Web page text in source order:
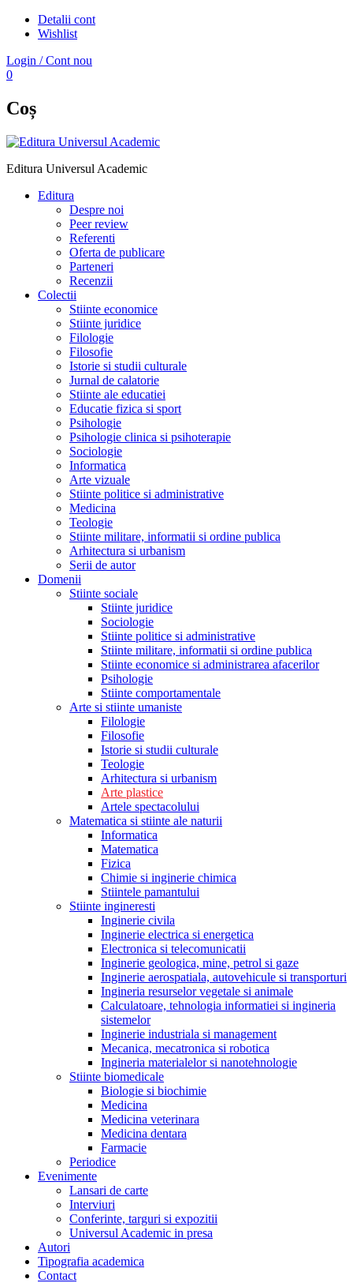
Detalii cont
Wishlist
Login / Cont nou
0
Coș
Editura Universul Academic
Editura
Despre noi
Peer review
Referenti
Oferta de publicare
Parteneri
Recenzii
Colectii
Stiinte economice
Stiinte juridice
Filologie
Filosofie
Istorie si studii culturale
Jurnal de calatorie
Stiinte ale educatiei
Educatie fizica si sport
Psihologie
Psihologie clinica si psihoterapie
Sociologie
Informatica
Arte vizuale
Stiinte politice si administrative
Medicina
Teologie
Stiinte militare, informatii si ordine publica
Arhitectura si urbanism
Serii de autor
Domenii
Stiinte sociale
Stiinte juridice
Sociologie
Stiinte politice si administrative
Stiinte militare, informatii si ordine publica
Stiinte economice si administrarea afacerilor
Psihologie
Stiinte comportamentale
Arte si stiinte umaniste
Filologie
Filosofie
Istorie si studii culturale
Teologie
Arhitectura si urbanism
Arte plastice
Artele spectacolului
Matematica si stiinte ale naturii
Informatica
Matematica
Fizica
Chimie si inginerie chimica
Stiintele pamantului
Stiinte ingineresti
Inginerie civila
Inginerie electrica si energetica
Electronica si telecomunicatii
Inginerie geologica, mine, petrol si gaze
Inginerie aerospatiala, autovehicule si transporturi
Ingineria resurselor vegetale si animale
Calculatoare, tehnologia informatiei si ingineria
sistemelor
Inginerie industriala si management
Mecanica, mecatronica si robotica
Ingineria materialelor si nanotehnologie
Stiinte biomedicale
Biologie si biochimie
Medicina
Medicina veterinara
Medicina dentara
Farmacie
Periodice
Evenimente
Lansari de carte
Interviuri
Conferinte, targuri si expozitii
Universul Academic in presa
Autori
Tipografia academica
Contact